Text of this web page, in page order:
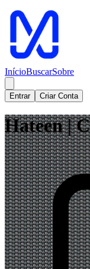
InícioBuscarSobre
Entrar Criar Conta
Hateen |